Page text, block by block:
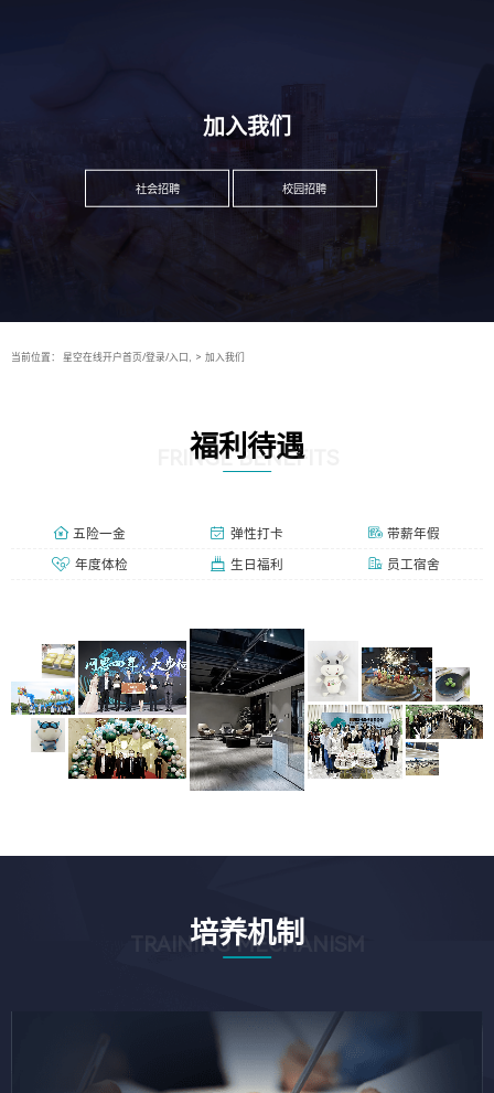
加入我们
社会招聘 校园招聘
当前位置： 星空在线开户首页/登录/入口, > 加入我们
福利待遇
FRINGE BENEFITS
五险一金 弹性打卡 带薪年假
年度体检 生日福利 员工宿舍
培养机制
TRAINING MECHANISM